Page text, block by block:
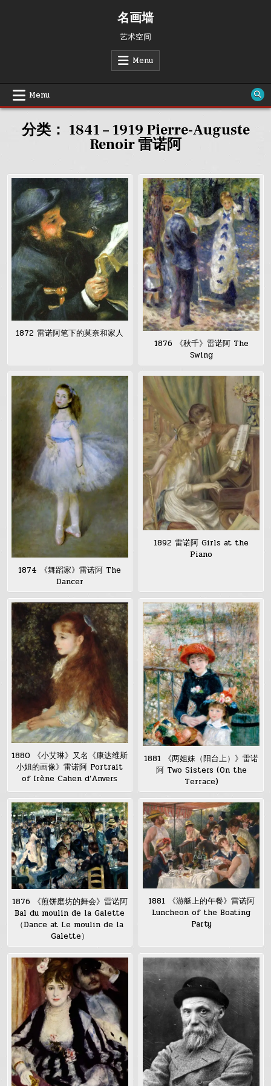
名画墙
艺术空间
Menu
Menu
分类： 1841 – 1919 Pierre-Auguste
Renoir 雷诺阿
1872 雷诺阿笔下的莫奈和家人
1876 《秋千》雷诺阿 The
Swing
1874 《舞蹈家》雷诺阿 The
Dancer
1892 雷诺阿 Girls at the
Piano
1880 《小艾琳》又名《康达维斯
小姐的画像》雷诺阿 Portrait
of Irène Cahen d’Anvers
1881 《两姐妹（阳台上）》雷诺
阿 Two Sisters (On the
Terrace)
1876 《煎饼磨坊的舞会》雷诺阿
Bal du moulin de la Galette
（Dance at Le moulin de la
Galette）
1881 《游艇上的午餐》雷诺阿
Luncheon of the Boating
Party